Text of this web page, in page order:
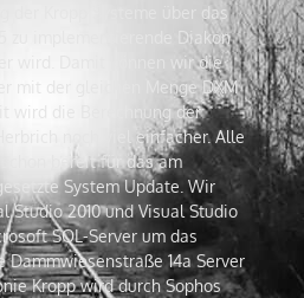
der Kropp Systeme über das
zu implementierende Diakon
wird. Damit können wir die
mit der gleichen Menge DXM
wird die Berechnung der
noch viel einfacher. Alle
bereit für das am
System Update. Wir
Studio 2010 und Visual Studio
SQL-Server um das
Dammwiesenstraße 14a Server
Kropp wird durch Sophos